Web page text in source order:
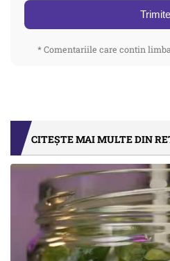
Trimite
* Comentariile care contin
CITEȘTE MAI MULTE DIN